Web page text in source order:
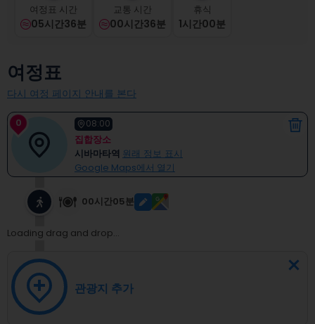
the
question
to
get
the
keyboard
shortcuts
for
changing
여정표 시간
05시간36분
교통 시간
00시간36분
휴식
1시간00분
여정표
다시 여정 페이지 안내를 본다
0 08:00
집합장소
시바마타역 원래 정보 표시
Google Maps에서 열기
00시간05분
Loading drag and drop...
관광지 추가